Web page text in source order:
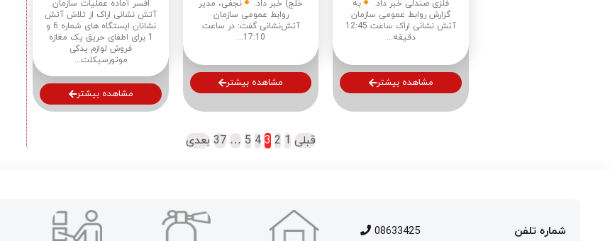
فلزی صندلی خبر داد.
به
گزارش روابط عمومی سازمان
آتش نشانی اراک ساعت 12:45
دقیقه...
مشاهده بیشتر
خلج) خبر داد.
نجفی، مدیر
روابط عمومی سازمان
آتش‌نشانی گفت: در ساعت
17:10...
مشاهده بیشتر
افسر آماده عملیات سازمان
آتش نشانی اراک از تلاش آتش
نشانان ایستگاه های شماره 6 و
1 برای اطفای حریق یک مغازه
فروش لوازم یدکی
موتورسیکلت...
مشاهده بیشتر
قبلی 1
2
3
4
5
…
37 بعدی
شماره تلفن
08633425